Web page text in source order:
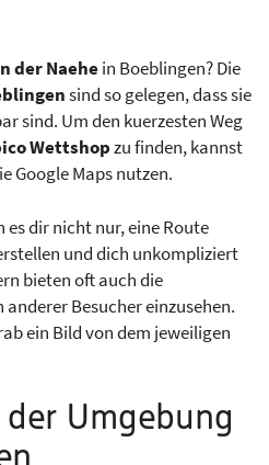
der Naehein Boeblingen? Die
sind so gelegen, dass sie
sind. Um den kuerzesten Weg
Wettshopzu finden, kannst
Google Maps nutzen.
es dir nicht nur, eine Route
und dich unkompliziert
bieten oft auch die
Besucher einzusehen.
ein Bild von dem jeweiligen
Umgebung